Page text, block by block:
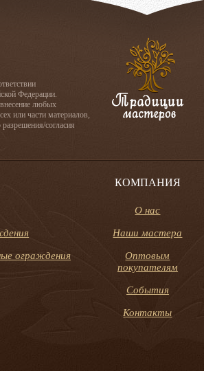
Федерации.
любых
или части материалов,
согласия
ограждения
КОМПАНИЯ
О нас
Наши мастера
Оптовым
покупателям
События
Контакты